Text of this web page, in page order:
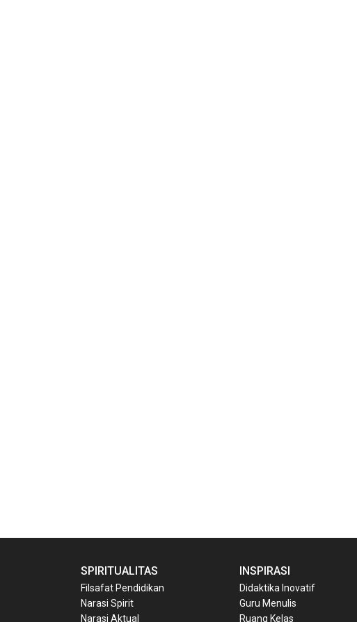
SPIRITUALITAS
Filsafat Pendidikan
Narasi Spirit
Narasi Aktual
INSPIRASI
Didaktika Inovatif
Guru Menulis
Ruang Kelas